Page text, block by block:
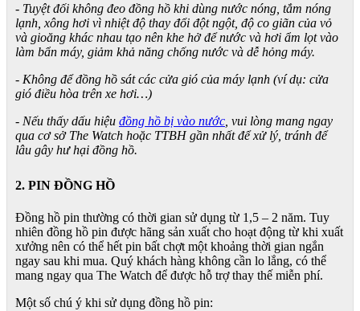
- Tuyệt đối không đeo đồng hồ khi dùng nước nóng, tắm nóng
lạnh, xông hơi vì nhiệt độ thay đổi đột ngột, độ co giãn của vỏ
và gioăng khác nhau tạo nên khe hở để nước và hơi ẩm lọt vào
làm bẩn máy, giảm khả năng chống nước và dễ hỏng máy.
- Không để đồng hồ sát các cửa gió của máy lạnh (ví dụ: cửa
gió điều hòa trên xe hơi…)
- Nếu thấy dấu hiệu đồng hồ bị vào nước , vui lòng mang ngay
qua cơ sở The Watch hoặc TTBH gần nhất để xử lý, tránh để
lâu gây hư hại đồng hồ.
2. PIN ĐỒNG HỒ
Đồng hồ pin thường có thời gian sử dụng từ 1,5 – 2 năm. Tuy
nhiên đồng hồ pin được hãng sản xuất cho hoạt động từ khi xuất
xưởng nên có thể hết pin bất chợt một khoảng thời gian ngắn
ngay sau khi mua. Quý khách hàng không cần lo lắng, có thể
mang ngay qua The Watch để được hỗ trợ thay thế miễn phí.
Một số chú ý khi sử dụng đồng hồ pin: